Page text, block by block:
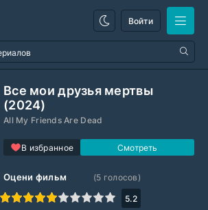
Войти
Все мои друзья мертвы
(2024)
All My Friends Are Dead
В избранное
Оцени фильм
7 8 9 10
(5 голосов)
5.2